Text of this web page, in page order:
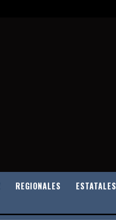
REGIONALES ESTATALES